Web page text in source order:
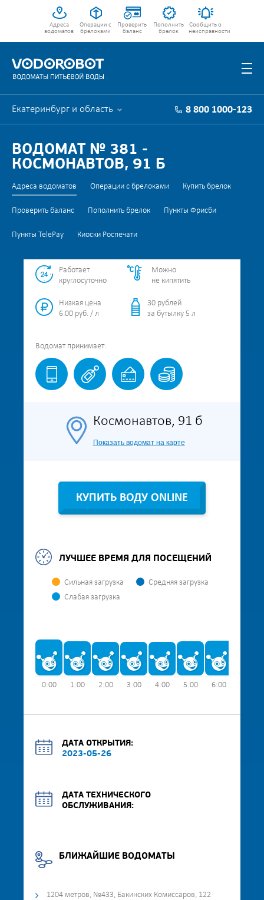
Адреса
водоматов
Операции с
брелоками
Проверить
баланс
Пополнить
брелок
Сообщить о
неисправности
Екатеринбург и область 8 800 1000-123
ВОДОМАТ № 381 -
КОСМОНАВТОВ, 91 Б
Адреса водоматов Операции с брелоками Купить брелок
Проверить баланс Пополнить брелок Пункты Фрисби
Пункты TelePay Киоски Роспечати
Работает
круглосуточно
Можно
не кипятить
Низкая цена
6.00 руб. / л
30 рублей
за бутылку 5 л
Водомат принимает:
Космонавтов, 91 б
Показать водомат на карте
КУПИТЬ ВОДУ ONLINE
ЛУЧШЕЕ ВРЕМЯ ДЛЯ ПОСЕЩЕНИЙ
Сильная загрузка
Средняя загрузка
Слабая загрузка
0:00 1:00 2:00 3:00 4:00 5:00 6:00
ДАТА ОТКРЫТИЯ:
2023-05-26
ДАТА ТЕХНИЧЕСКОГО
ОБСЛУЖИВАНИЯ:
БЛИЖАЙШИЕ ВОДОМАТЫ
1204 метров, №433, Бакинских Комиссаров, 122